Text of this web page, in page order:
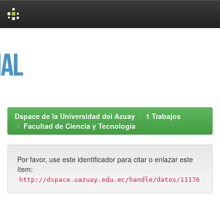
Dspace de la Universidad del Azuay
1 Trabajos
Facultad de Ciencia y Tecnología
Por favor, use este identificador para citar o enlazar este
ítem:
http://dspace.uazuay.edu.ec/handle/datos/11176